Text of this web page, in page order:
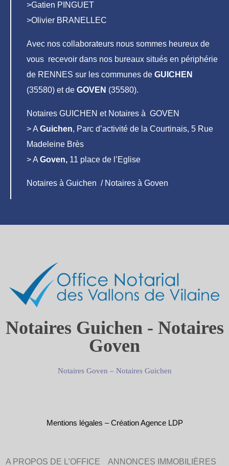
>Gatien PINGUET
>Olivier BRANELLEC
Avec nos collaborateurs nous sommes heureux de
vous recevoir dans nos bureaux situés en périphérie
de RENNES sur les communes de GUICHEN
(35580) et de GOVEN (35580).
Notaires GUICHEN et Notaires à GOVEN
> A Guichen, Parc d’activité de la Courtinais, 5 Rue
Madeleine Brès
> A Goven, 11 place de l’Eglise
Notaires à Guichen / Notaires à Goven
Notaires Guichen - Notaires
Goven
A PROPOS DE L’OFFICE ANNONCES IMMOBILIÈRES
Notaires Goven – Notaires Guichen
Mentions légales –Création Agence LDP